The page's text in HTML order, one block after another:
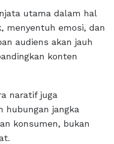
utama dalam hal
menyentuh emosi, dan
audiens akan jauh
konten
naratif juga
hubungan jangka
konsumen, bukan